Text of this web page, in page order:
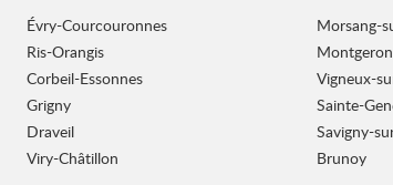
5
km
24 rue des Volontaires
Ouvert 09:00 - 18:30
Évry-Courcouronnes
Ris-Orangis
Corbeil-Essonnes
Grigny
Draveil
Viry-Châtillon
Morsang-
Montgeron
Vigneux-
Sainte-
Savigny-
Brunoy